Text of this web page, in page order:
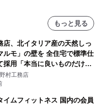
もっと見る
店、北イタリア産の天然しっ
ルモ」の壁を 全住宅で標準仕
採用「本当に良いものだけに
」
村工務店
イムフィットネス 国内の会員